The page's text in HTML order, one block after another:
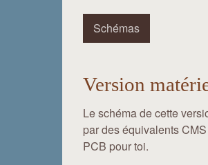
Schémas
Version
Le schéma de cette
par des équivalents
PCB pour toi.